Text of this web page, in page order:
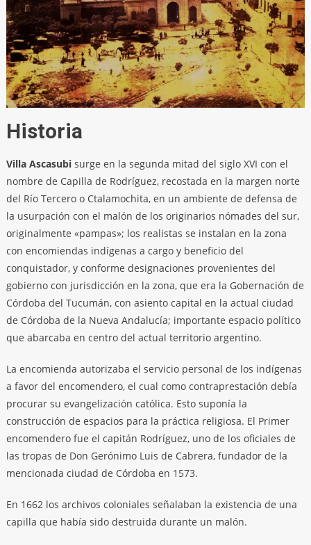
Historia
Villa Ascasubisurge en la segunda mitad del siglo XVI con el
nombre de Capilla de Rodríguez, recostada en la margen norte
del Río Tercero o Ctalamochita, en un ambiente de defensa de
la usurpación con el malón de los originarios nómades del sur,
originalmente «pampas»; los realistas se instalan en la zona
con encomiendas indígenas a cargo y beneficio del
conquistador, y conforme designaciones provenientes del
gobierno con jurisdicción en la zona, que era la Gobernación de
Córdoba del Tucumán, con asiento capital en la actual ciudad
de Córdoba de la Nueva Andalucía; importante espacio político
que abarcaba en centro del actual territorio argentino.
La encomienda autorizaba el servicio personal de los indígenas
a favor del encomendero, el cual como contraprestación debía
procurar su evangelización católica. Esto suponía la
construcción de espacios para la práctica religiosa. El Primer
encomendero fue el capitán Rodríguez, uno de los oficiales de
las tropas de Don Gerónimo Luis de Cabrera, fundador de la
mencionada ciudad de Córdoba en 1573.
En 1662 los archivos coloniales señalaban la existencia de una
capilla que había sido destruida durante un malón.